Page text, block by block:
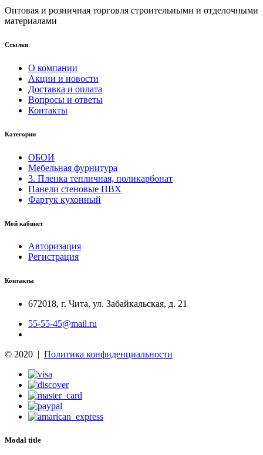
Оптовая и розничная торговля строительными и отделочными
материалами
Ссылки
О компании
Акции и новости
Доставка и оплата
Вопросы и ответы
Контакты
Категории
ОБОИ
Мебельная фурнитура
3. Пленка тепличная, поликарбонат
Панели стеновые ПВХ
Фартук кухонный
Мой кабинет
Авторизация
Регистрация
Контакты
672018, г. Чита, ул. Забайкальская, д. 21
55-55-45@mail.ru
© 2020 | Политика конфиденциальности
Modal title